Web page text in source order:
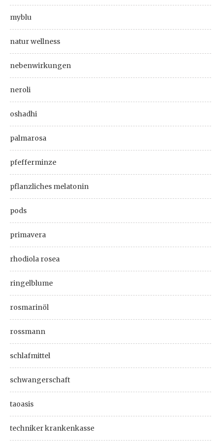
myblu
natur wellness
nebenwirkungen
neroli
oshadhi
palmarosa
pfefferminze
pflanzliches melatonin
pods
primavera
rhodiola rosea
ringelblume
rosmarinöl
rossmann
schlafmittel
schwangerschaft
taoasis
techniker krankenkasse